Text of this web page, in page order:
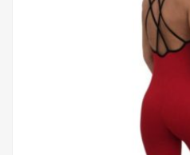
Add to